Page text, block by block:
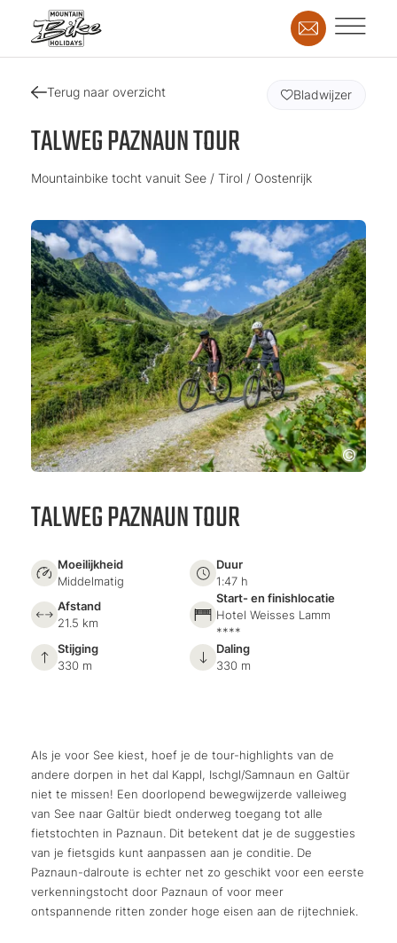
Terug naar overzicht
TALWEG PAZNAUN TOUR
Mountainbike tocht vanuit See / Tirol / Oostenrijk
Bladwijzer
TALWEG PAZNAUN TOUR
Moeilijkheid
Middelmatig
Duur
1:47 h
Afstand
21.5 km
Start- en finishlocatie
Hotel Weisses Lamm
****
Stijging
330 m
Daling
330 m
Als je voor See kiest, hoef je de tour-highlights van de
andere dorpen in het dal Kappl, Ischgl/Samnaun en Galtür
niet te missen! Een doorlopend bewegwijzerde valleiweg
van See naar Galtür biedt onderweg toegang tot alle
fietstochten in Paznaun. Dit betekent dat je de suggesties
van je fietsgids kunt aanpassen aan je conditie. De
Paznaun-dalroute is echter net zo geschikt voor een eerste
verkenningstocht door Paznaun of voor meer
ontspannende ritten zonder hoge eisen aan de rijtechniek.